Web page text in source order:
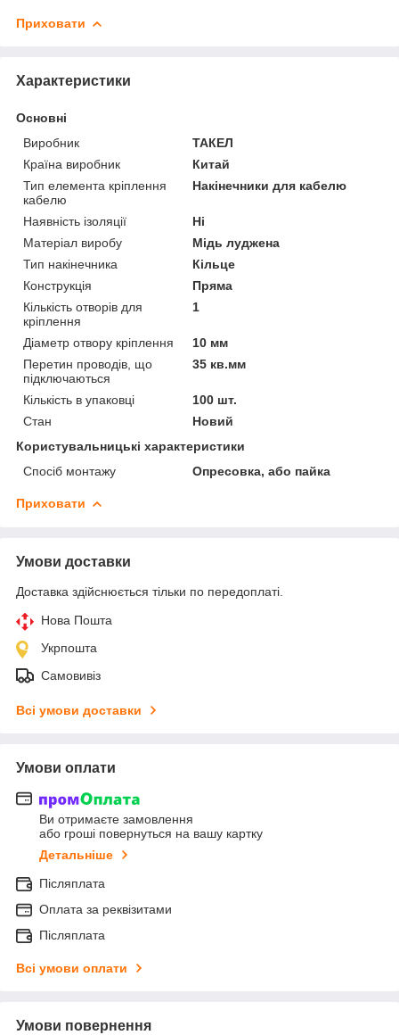
Приховати
Характеристики
Основні
Виробник
ТАКЕЛ
Країна виробник
Китай
Тип елемента кріплення
кабелю
Накінечники для кабелю
Наявність ізоляції
Ні
Матеріал виробу
Мідь луджена
Тип накінечника
Кільце
Конструкція
Пряма
Кількість отворів для
кріплення
1
Діаметр отвору кріплення
10 мм
Перетин проводів, що
підключаються
35 кв.мм
Кількість в упаковці
100 шт.
Стан
Новий
Користувальницькі характеристики
Спосіб монтажу
Опресовка, або пайка
Приховати
Умови доставки
Доставка здійснюється тільки по передоплаті.
Нова Пошта
Укрпошта
Самовивіз
Всі умови доставки
Умови оплати
Ви отримаєте замовлення
або гроші повернуться на вашу картку
Детальніше
Післяплата
Оплата за реквізитами
Післяплата
Всі умови оплати
Умови повернення